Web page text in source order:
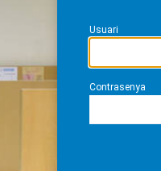
Usuari
Contrasenya